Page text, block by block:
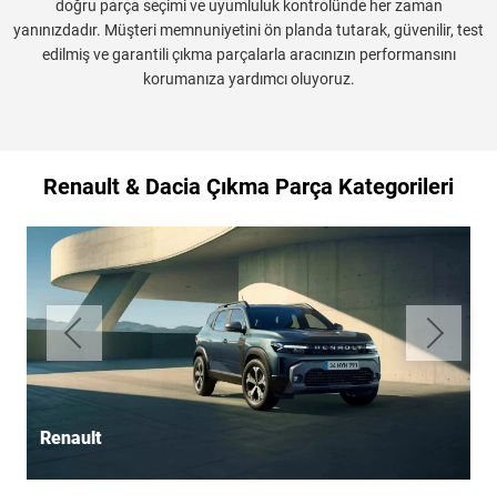
doğru parça seçimi ve uyumluluk kontrolünde her zaman
yanınızdadır. Müşteri memnuniyetini ön planda tutarak, güvenilir, test
edilmiş ve garantili çıkma parçalarla aracınızın performansını
korumanıza yardımcı oluyoruz.
Renault & Dacia Çıkma Parça Kategorileri
Renault